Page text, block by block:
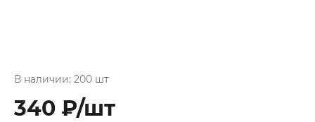
В наличии: 200 шт
340 ₽/шт